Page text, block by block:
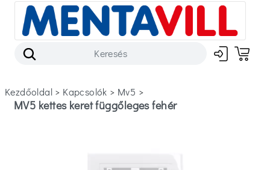
Kezdőoldal > kapcsolók > mv5 >
MV5 kettes keret függőleges fehér